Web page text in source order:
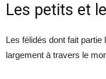
Les petits et
Les félidés dont fait
largement à travers le